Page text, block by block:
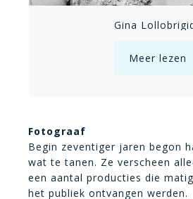
Gina
Meer lezen
Fotograaf
Begin zeventiger jaren begon
wat te tanen. Ze verscheen
een aantal producties die
het publiek ontvangen werden.